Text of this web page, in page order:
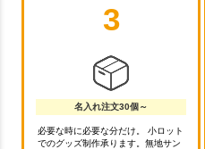
3
名入れ注文30個～
必要な時に必要な分だけ。 小ロット
でのグッズ制作承ります。無地サン